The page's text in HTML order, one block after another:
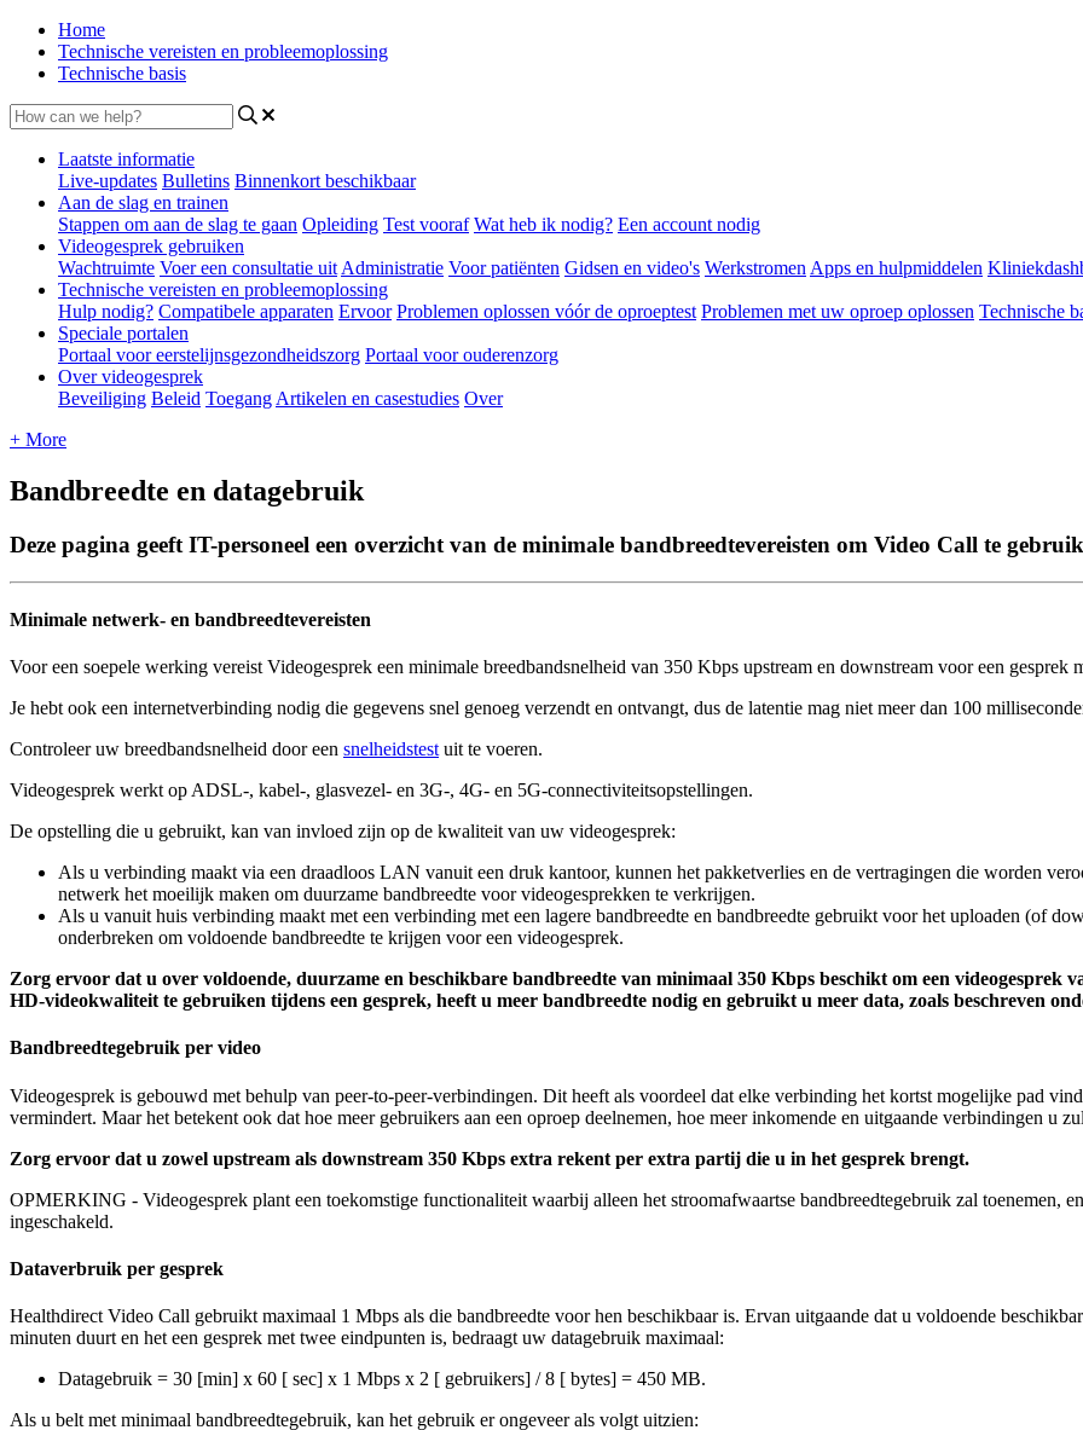
Home
Technische vereisten en probleemoplossing
Technische basis
Laatste informatie
Live-updates Bulletins Binnenkort beschikbaar
Aan de slag en trainen
Stappen om aan de slag te gaan Opleiding Test vooraf Wat heb ik nodig? Een account nodig
Videogesprek gebruiken
Wachtruimte Voer een consultatie uit Administratie Voor patiënten Gidsen en video's Werkstromen Apps en hulpmiddelen
Technische vereisten en probleemoplossing
Hulp nodig? Compatibele apparaten Ervoor Problemen oplossen vóór de oproeptest Problemen met uw oproep oplossen Technische
Speciale portalen
Portaal voor eerstelijnsgezondheidszorg Portaal voor ouderenzorg
Over videogesprek
Beveiliging Beleid Toegang Artikelen en casestudies Over
+ More
Bandbreedte en datagebruik
Deze pagina geeft IT-personeel een overzicht van de minimale bandbreedtevereisten om Video Call te
Minimale netwerk- en bandbreedtevereisten
Voor een soepele werking vereist Videogesprek een minimale breedbandsnelheid van 350 Kbps upstream en downstream voor een gesprek
Je hebt ook een internetverbinding nodig die gegevens snel genoeg verzendt en ontvangt, dus de latentie mag niet meer dan 100
Controleer uw breedbandsnelheid door een snelheidstest uit te voeren.
Videogesprek werkt op ADSL-, kabel-, glasvezel- en 3G-, 4G- en 5G-connectiviteitsopstellingen.
De opstelling die u gebruikt, kan van invloed zijn op de kwaliteit van uw videogesprek:
Als u verbinding maakt via een draadloos LAN vanuit een druk kantoor, kunnen het pakketverlies en de vertragingen die worden
netwerk het moeilijk maken om duurzame bandbreedte voor videogesprekken te verkrijgen.
Als u vanuit huis verbinding maakt met een verbinding met een lagere bandbreedte en bandbreedte gebruikt voor het uploaden (of
onderbreken om voldoende bandbreedte te krijgen voor een videogesprek.
Zorg ervoor dat u over voldoende, duurzame en beschikbare bandbreedte van minimaal 350 Kbps beschikt om een videogesprek
HD-videokwaliteit te gebruiken tijdens een gesprek, heeft u meer bandbreedte nodig en gebruikt u meer data, zoals beschreven
Bandbreedtegebruik per video
Videogesprek is gebouwd met behulp van peer-to-peer-verbindingen. Dit heeft als voordeel dat elke verbinding het kortst mogelijke pad
vermindert. Maar het betekent ook dat hoe meer gebruikers aan een oproep deelnemen, hoe meer inkomende en uitgaande verbindingen u
Zorg ervoor dat u zowel upstream als downstream 350 Kbps extra rekent per extra partij die u in het gesprek brengt.
OPMERKING - Videogesprek plant een toekomstige functionaliteit waarbij alleen het stroomafwaartse bandbreedtegebruik zal toenemen, en
ingeschakeld.
Dataverbruik per gesprek
Healthdirect Video Call gebruikt maximaal 1 Mbps als die bandbreedte voor hen beschikbaar is. Ervan uitgaande dat u voldoende
minuten duurt en het een gesprek met twee eindpunten is, bedraagt uw datagebruik maximaal:
Datagebruik = 30 [min] x 60 [ sec] x 1 Mbps x 2 [ gebruikers] / 8 [ bytes] = 450 MB.
Als u belt met minimaal bandbreedtegebruik, kan het gebruik er ongeveer als volgt uitzien: